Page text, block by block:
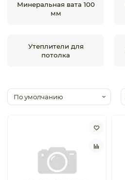
Минеральная вата 100
мм
Утеплители для
потолка